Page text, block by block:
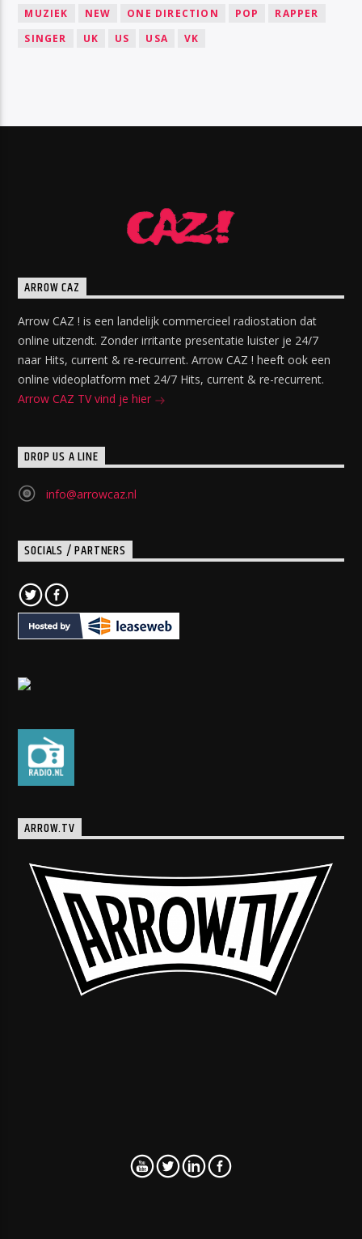
MUZIEK
NEW ONE DIRECTION POP
RAPPER
SINGER
UK US USA VK
ARROW CAZ
Arrow CAZ ! is een landelijk commercieel radiostation dat
online uitzendt. Zonder irritante presentatie luister je 24/7
naar Hits, current & re-recurrent. Arrow CAZ ! heeft ook een
online videoplatform met 24/7 Hits, current & re-recurrent.
Arrow CAZ TV vind je hier
DROP US A LINE
info@arrowcaz.nl
SOCIALS / PARTNERS
ARROW.TV